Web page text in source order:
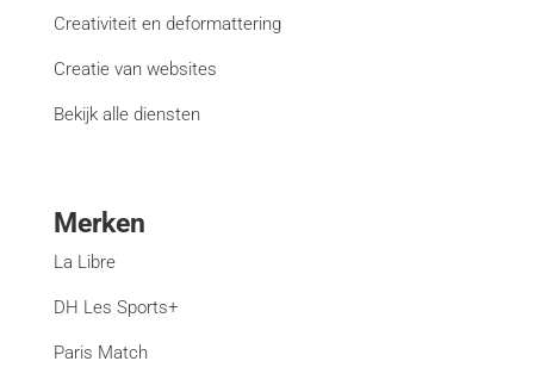
Creativiteit en deformattering
Creatie van websites
Bekijk alle diensten
Merken
La Libre
DH Les Sports+
Paris Match